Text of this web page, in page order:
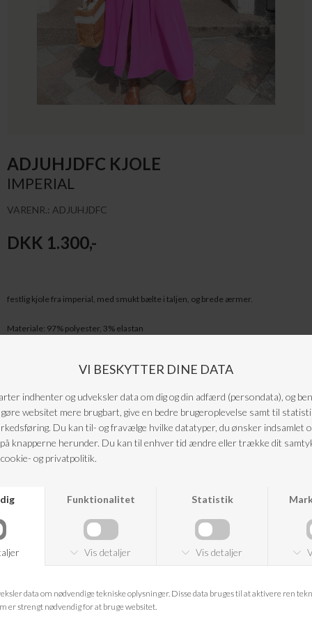
ADJUHJDFC KJOLE
IMPERIAL
VARENR.: ADJUHJDFC
DKK 1.300,-
festlig kjole fra imperial, med smukt bælte i taljen, og brede ærmer.
Materiale: 97% polyester, 3% elastan
ANDRE KØBTE OGSÅ